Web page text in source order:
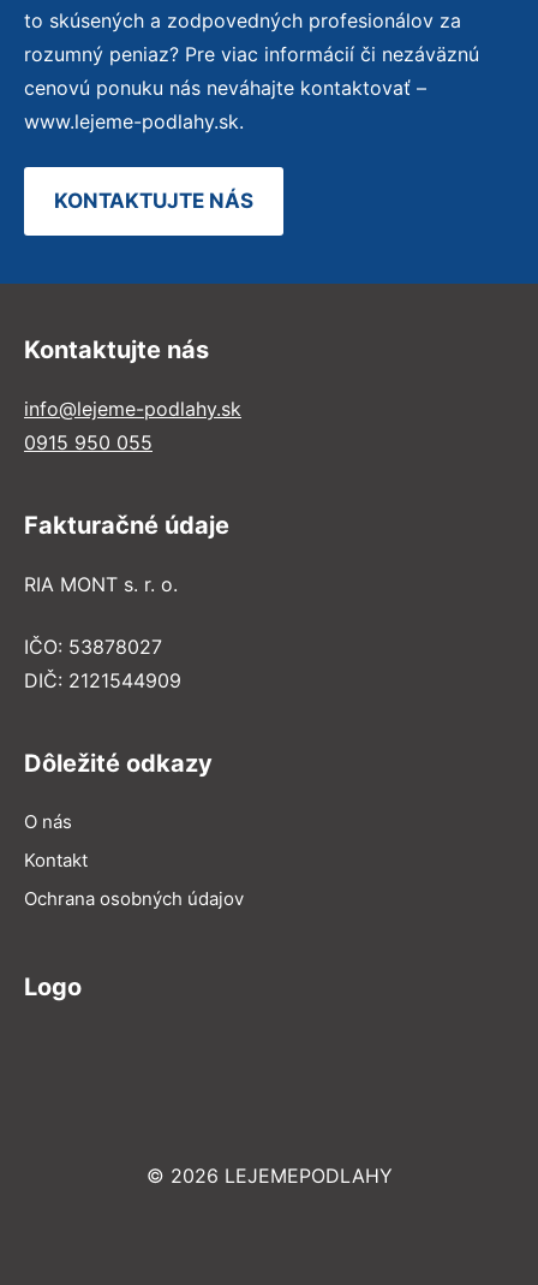
to skúsených a zodpovedných profesionálov za
rozumný peniaz? Pre viac informácií či nezáväznú
cenovú ponuku nás neváhajte kontaktovať –
www.lejeme-podlahy.sk.
KONTAKTUJTE NÁS
Kontaktujte nás
info@lejeme-podlahy.sk
0915 950 055
Fakturačné údaje
RIA MONT s. r. o.
IČO: 53878027
DIČ: 2121544909
Dôležité odkazy
O nás
Kontakt
Ochrana osobných údajov
Logo
© 2026 LEJEMEPODLAHY